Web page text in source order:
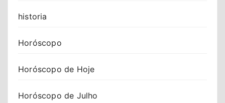
historia
Horóscopo
Horóscopo de Hoje
Horóscopo de Julho